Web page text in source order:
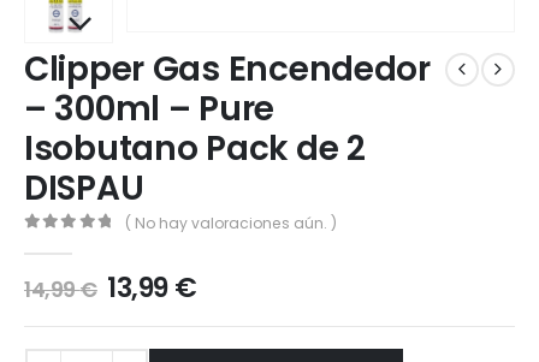
Clipper Gas Encendedor
– 300ml – Pure
Isobutano Pack de 2
DISPAU
( No hay valoraciones aún. )
14,99€ 13,99€